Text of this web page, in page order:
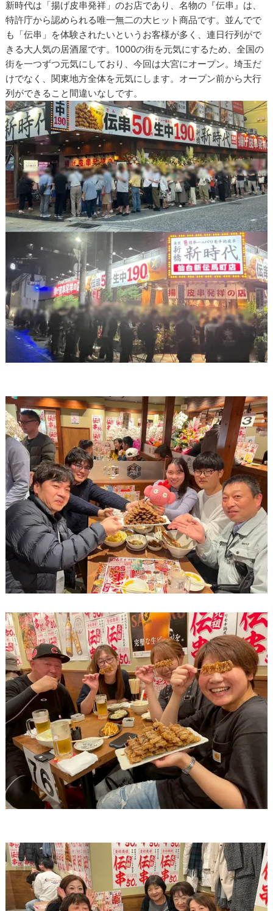
新時代は「揚げ皮串発祥」のお店であり、名物の『伝串』は、
特許庁から認められる唯一無二の大ヒット商品です。並んでで
も「伝串」を体験されたいというお客様が多く、連日行列がで
きる大人気の居酒屋です。1000の街を元気にするため、全国の
街を一つずつ元気にしており、今回は大宮にオープン。埼玉だ
けでなく、関東地方全体を元気にします。オープン前から大行
列ができること間違いなしです。